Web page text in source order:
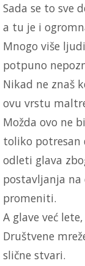
Sada se to sve
a tu je i
Mnogo više
potpuno
Nikad ne znaš
ovu vrstu
Možda ovo ne
toliko potresan
odleti glava
postavljanja na
promeniti.
A glave već
Društvene
slične stvari.